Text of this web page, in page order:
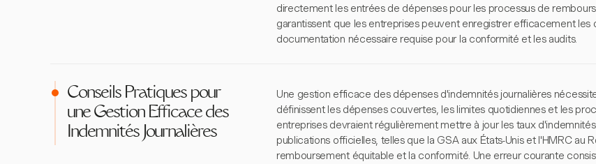
directement les entrées de dépenses pour les processus de
garantissent que les entreprises peuvent enregistrer efficacement les
documentation nécessaire requise pour la conformité et les audits.
Conseils Pratiques pour
une Gestion Efficace des
Indemnités Journalières
Une gestion efficace des dépenses d'indemnités journalières
définissent les dépenses couvertes, les limites quotidiennes et les
entreprises devraient régulièrement mettre à jour les taux
publications officielles, telles que la GSA aux États-Unis et l'HMRC au
remboursement équitable et la conformité. Une erreur courante